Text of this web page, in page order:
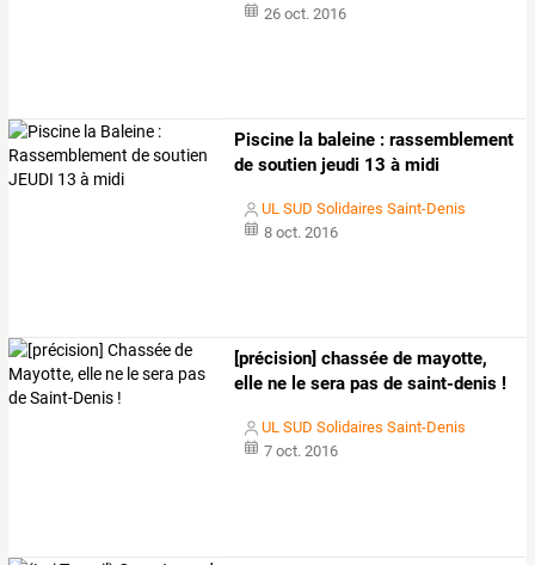
26 oct. 2016
Piscine la baleine : rassemblement
de soutien jeudi 13 à midi
UL SUD Solidaires Saint-Denis
8 oct. 2016
[précision] chassée de mayotte,
elle ne le sera pas de saint-denis !
UL SUD Solidaires Saint-Denis
7 oct. 2016